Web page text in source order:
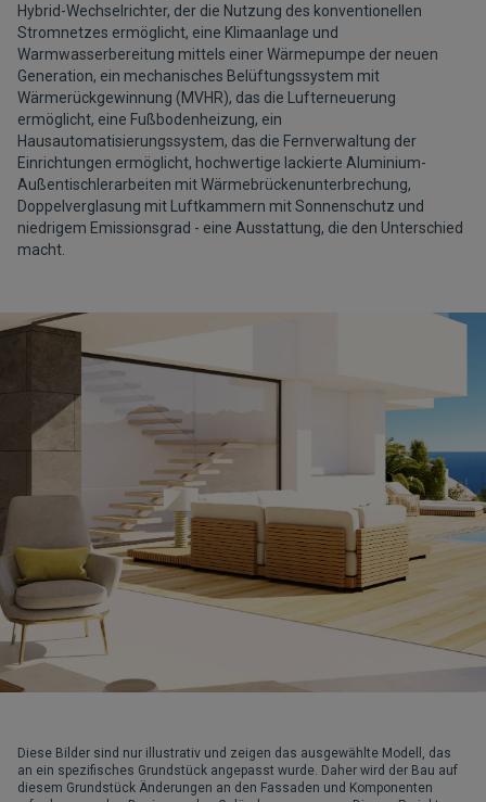
Hybrid-Wechselrichter, der die Nutzung des konventionellen
Stromnetzes ermöglicht, eine Klimaanlage und
Warmwasserbereitung mittels einer Wärmepumpe der neuen
Generation, ein mechanisches Belüftungssystem mit
Wärmerückgewinnung (MVHR), das die Lufterneuerung
ermöglicht, eine Fußbodenheizung, ein
Hausautomatisierungssystem, das die Fernverwaltung der
Einrichtungen ermöglicht, hochwertige lackierte Aluminium-
Außentischlerarbeiten mit Wärmebrückenunterbrechung,
Doppelverglasung mit Luftkammern mit Sonnenschutz und
niedrigem Emissionsgrad - eine Ausstattung, die den Unterschied
macht.
Diese Bilder sind nur illustrativ und zeigen das ausgewählte Modell, das
an ein spezifisches Grundstück angepasst wurde. Daher wird der Bau auf
diesem Grundstück Änderungen an den Fassaden und Komponenten